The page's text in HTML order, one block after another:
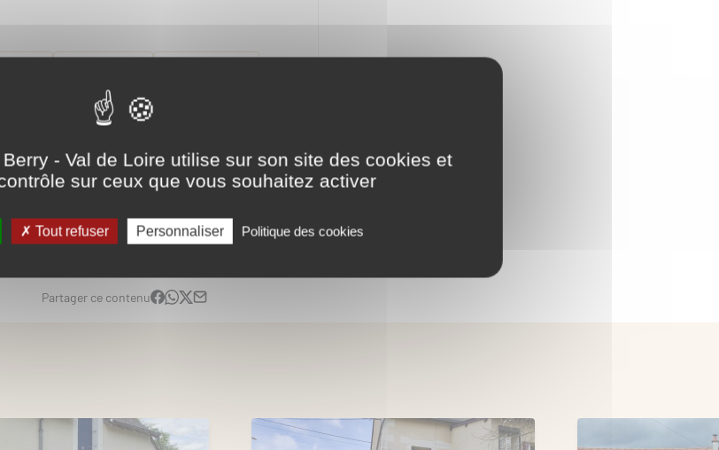
Parking Plain Pied
Partager ce contenu
- Val de Loire utilise sur son site des cookies et
sur ceux que vous souhaitez activer
Tout refuser Personnaliser Politique des cookies